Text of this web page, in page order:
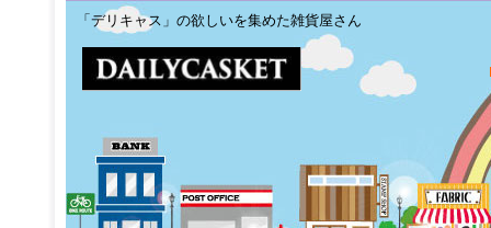
「デリキャス」の欲しいを集めた雑貨屋さん